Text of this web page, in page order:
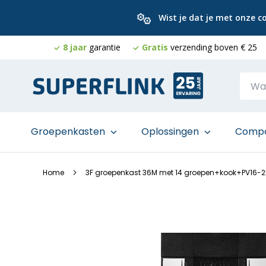
Wist je dat je met onze
8 jaar garantie Gratis verzending boven € 25
naar
de
Groepenkasten Oplossingen
Home 3F groepenkast 36M met 14 groepen+kook+PV16-